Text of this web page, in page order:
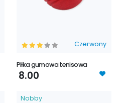
Czerwony
Piłka gumowa tenisowa
8.00
Nobby